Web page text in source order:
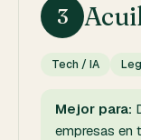
3
Tech / IA
Mejor para:
empresas en